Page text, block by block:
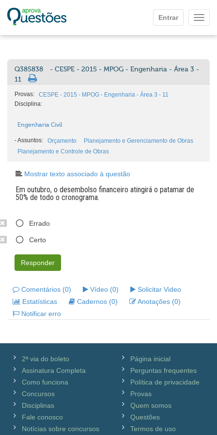
Entrar
Q385838
- CESPE - 2015 - MPOG - Engenharia - Área 3 -
11
Provas:
CESPE - 2015 - MPOG - Engenharia - Área 3 - 11
Disciplina:
Engenharia Civil
-Assuntos: Orçamento
Planejamento e Gerenciamento de Obras
Planejamento e Controle de Obras
Mostrar texto associado à questão
Em outubro, o desembolso financeiro atingirá o patamar de
50% de todo o cronograma.
Errado
Certo
Responder
Comentários (0) Vídeo (0)
Solicitar Video
Estatísticas
Cadernos (0)
Anotações (0)
Notificar erro
2ª via do boleto
Assinatura Completa
Como funciona
Concursos
Disciplinas
Fale conosco
Notícias sobre concursos
Página inicial
Perguntas frequentes
Política de privacidade
Provas
Quem somos
Questões
Termos de uso